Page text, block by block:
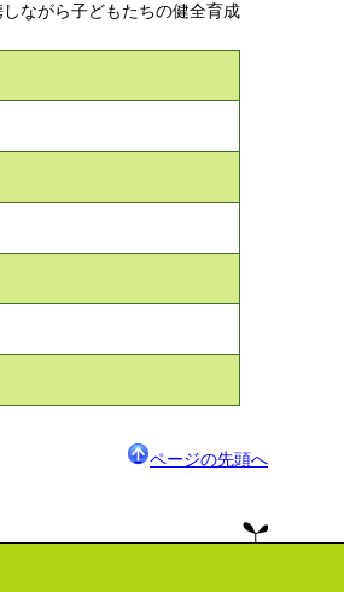
ながら子どもたちの健全育成
ページの先頭へ